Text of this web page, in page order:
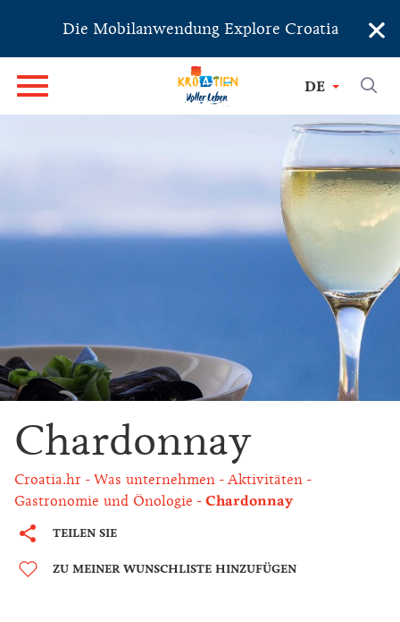
Die Mobilanwendung Explore Croatia ×
DE
Chardonnay
Croatia.hr Was unternehmen
Aktivitäten
Gastronomie und Önologie
Chardonnay
TEILEN SIE
ZU MEINER WUNSCHLISTE HINZUFÜGEN